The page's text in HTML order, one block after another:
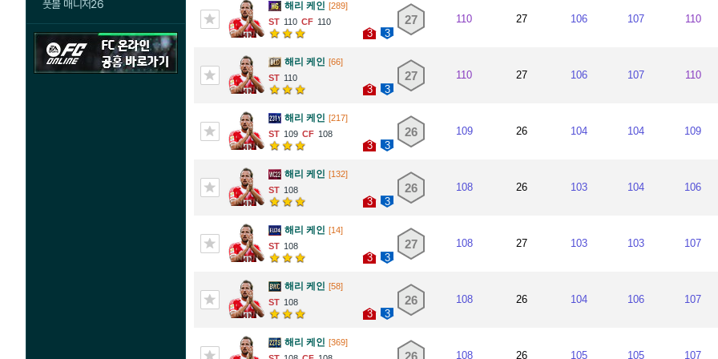
풋볼 매니저26 해리 케인 [289]
110
110
3 3
27 110 27 106 107 110
해리 케인 [66]
110
3 3
27 110 27 106 107 110
해리 케인 [217]
109
108
3 3
26 109 26 104 104 109
해리 케인 [132]
108
3 3
26 108 26 103 104 106
해리 케인 [14]
108
3 3
27 108 27 103 103 107
해리 케인 [58]
108
3 3
26 108 26 104 106 107
해리 케인 [369]
26 108 26 105 105 107